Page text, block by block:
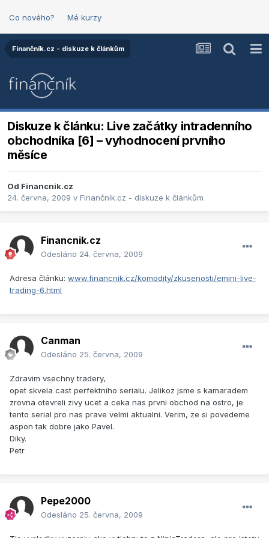
Co nového? Mé kurzy
Finančník.cz - diskuze k článkům
Diskuze k článku: Live začátky intradenního
obchodníka [6] – vyhodnocení prvního
měsíce
Od Financnik.cz
24. června, 2009 v Finančník.cz - diskuze k článkům
Financnik.cz
Odesláno 24. června, 2009
Adresa článku: www.financnik.cz/komodity/zkusenosti/emini-live-
trading-6.html
Canman
Odesláno 25. června, 2009
Zdravim vsechny tradery,
opet skvela cast perfektniho serialu. Jelikoz jsme s kamaradem
zrovna otevreli zivy ucet a ceka nas prvni obchod na ostro, je
tento serial pro nas prave velmi aktualni. Verim, ze si povedeme
aspon tak dobre jako Pavel.
Diky.
Petr
Pepe2000
Odesláno 25. června, 2009